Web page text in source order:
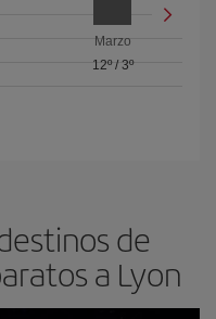
Marzo
12º/ 3º
de
a Lyon